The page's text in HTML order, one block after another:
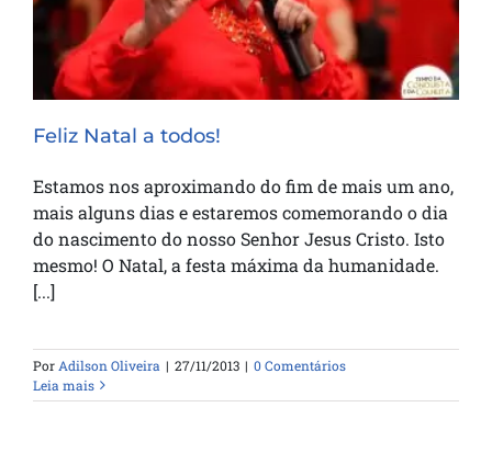
Feliz Natal a todos!
Estamos nos aproximando do fim de mais um ano,
mais alguns dias e estaremos comemorando o dia
do nascimento do nosso Senhor Jesus Cristo. Isto
mesmo! O Natal, a festa máxima da humanidade.
[...]
Por Adilson Oliveira | 27/11/2013 | 0 Comentários
Leia mais